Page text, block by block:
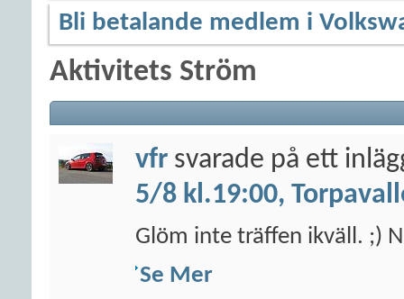
Bli betalande medlem i
Aktivitets Ström
vfr svarade på ett
5/8 kl.19:00,
Glöm inte träffen ikväll. ;)
Se Mer